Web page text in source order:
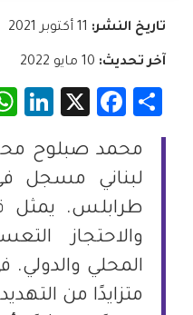
تاريخ النشر:
آخر تحديث:
Share
Facebook
محمد صبلوح
لبناني مسجل
طرابلس. يمثل
والاحتجاز
متزايدًا من